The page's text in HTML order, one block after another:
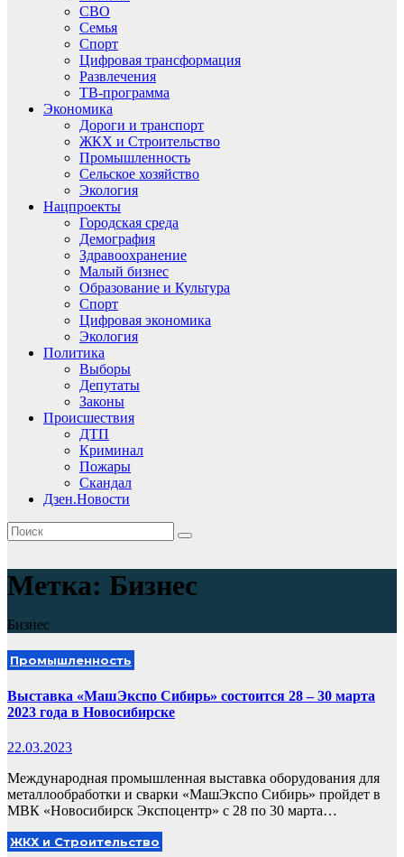
СВО
Семья
Спорт
Цифровая трансформация
Развлечения
ТВ-программа
Экономика
Дороги и транспорт
ЖКХ и Строительство
Промышленность
Сельское хозяйство
Экология
Нацпроекты
Городская среда
Демография
Здравоохранение
Малый бизнес
Образование и Культура
Спорт
Цифровая экономика
Экология
Политика
Выборы
Депутаты
Законы
Происшествия
ДТП
Криминал
Пожары
Скандал
Дзен.Новости
Метка: Бизнес
Бизнес
Промышленность
Выставка «МашЭкспо Сибирь» состоится 28 – 30 марта
2023 года в Новосибирске
22.03.2023
Международная промышленная выставка оборудования для
металлообработки и сварки «МашЭкспо Сибирь» пройдет в
МВК «Новосибирск Экспоцентр» с 28 по 30 марта…
ЖКХ и Строительство